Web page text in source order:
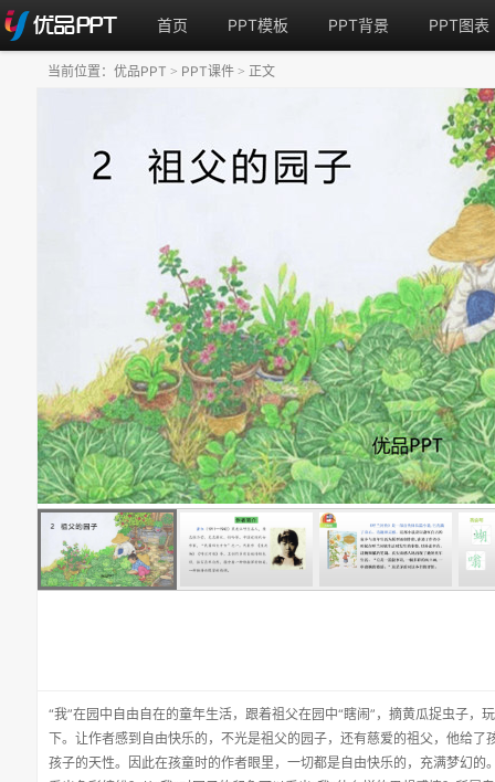
首页 PPT模板 PPT背景 PPT图表
“我”在园中自由自在的童年生活，跟着祖父在园中“瞎闹”，摘黄瓜捉虫子，
下。让作者感到自由快乐的，不光是祖父的园子，还有慈爱的祖父，他给
孩子的天性。因此在孩童时的作者眼里，一切都是自由快乐的，充满梦幻
当前位置： 优品PPT > PPT课件 > 正文